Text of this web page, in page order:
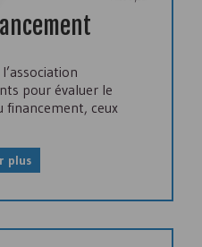
pour évaluer le
financement, ceux
plus